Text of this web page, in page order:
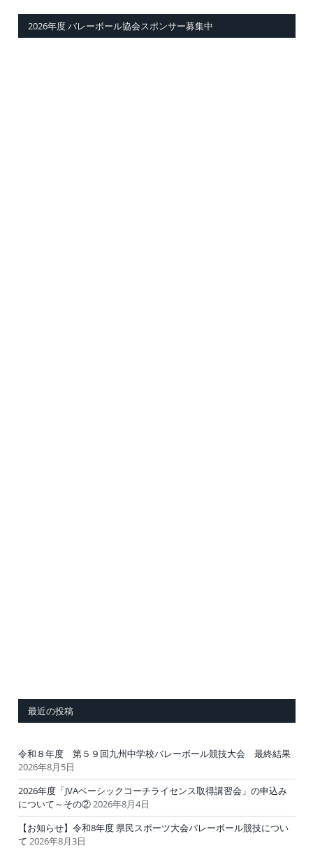
2026年度 バレーボール協会スポンサー募集中
最近の投稿
令和８年度 第５９回九州中学校バレーボール競技大会 最終結果
2026年8月5日
2026年度「JVAベーシックコーチライセンス取得講習会」の申込み
について～その②2026年8月4日
【お知らせ】令和8年度 県民スポーツ大会バレーボール競技につい
て 2026年8月3日